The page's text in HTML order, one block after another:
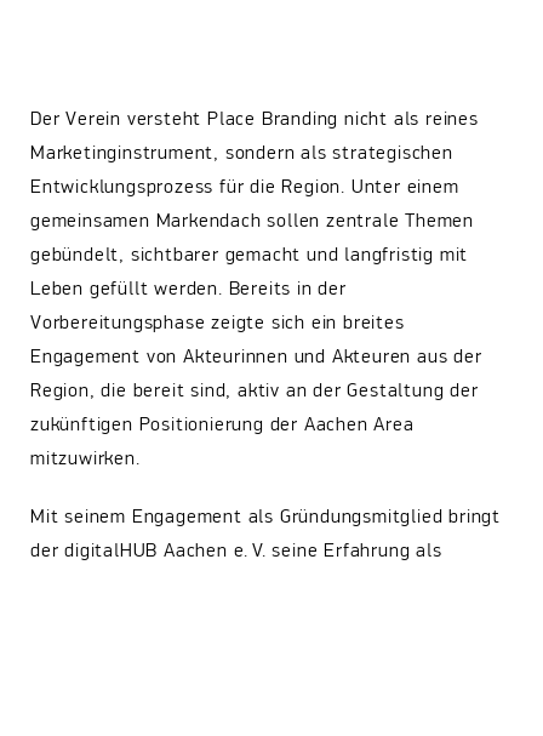
Der Verein versteht Place Branding nicht als reines
Marketinginstrument, sondern als strategischen
Entwicklungsprozess für die Region. Unter einem
gemeinsamen Markendach sollen zentrale Themen
gebündelt, sichtbarer gemacht und langfristig mit
Leben gefüllt werden. Bereits in der
Vorbereitungsphase zeigte sich ein breites
Engagement von Akteurinnen und Akteuren aus der
Region, die bereit sind, aktiv an der Gestaltung der
zukünftigen Positionierung der Aachen Area
mitzuwirken.
Mit seinem Engagement als Gründungsmitglied bringt
der digitalHUB Aachen e. V. seine Erfahrung als